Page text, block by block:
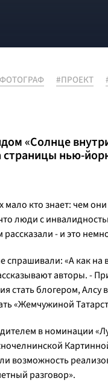
#ПРОЕКТ
«Солнце
нью-
кто знает: чем
люди с
- и это
«А как на
авторы.-
стать блогером, Алсу
«Жемчужиной
в номинации
возможность
разговор».